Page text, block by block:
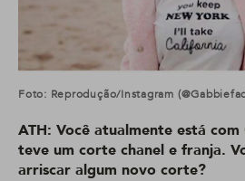
Foto: Reprodução/Instagram
ATH: Você atualmente está com
teve um corte chanel e franja.
arriscar algum novo corte?